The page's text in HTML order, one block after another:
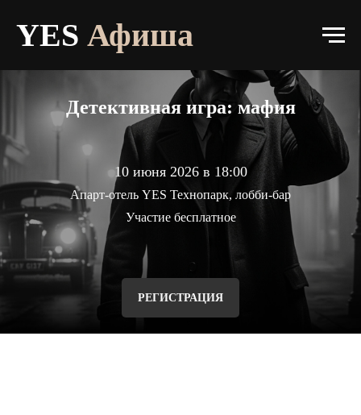
Афиша
Галерея
Афиша
YES Афиша
Детективная игра: мафия
10 июня 2026 в 18:00
Апарт-отель YES Технопарк, лобби-бар
Участие бесплатное
РЕГИСТРАЦИЯ